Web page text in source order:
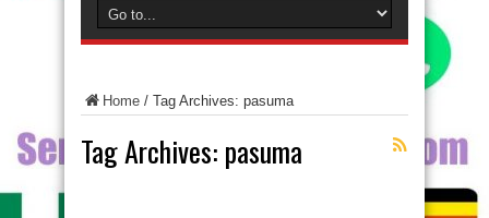
Home / Tag Archives: pasuma
Tag Archives: pasuma